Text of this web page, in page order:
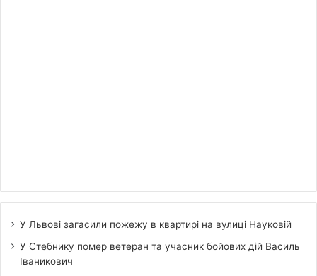
У Львові загасили пожежу в квартирі на вулиці Науковій
У Стебнику помер ветеран та учасник бойових дій Василь
Іваникович